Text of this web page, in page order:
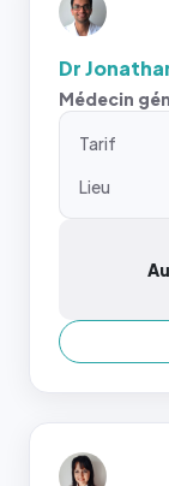
Dr
Médecin
Tarif
Lieu